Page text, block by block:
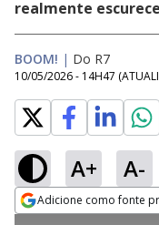
realmente
BOOM! | Do R7
10/05/2026 - 14H47
A+ A-
Adicione como fonte